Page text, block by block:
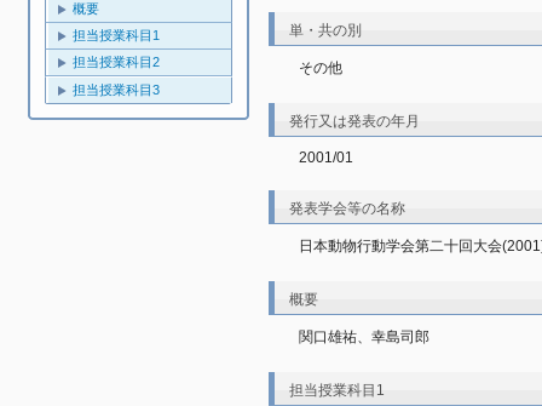
概要
担当授業科目1
担当授業科目2
担当授業科目3
単・共の別
その他
発行又は発表の年月
2001/01
発表学会等の名称
日本動物行動学会第二十回大会
概要
関口雄祐、幸島司郎
担当授業科目1